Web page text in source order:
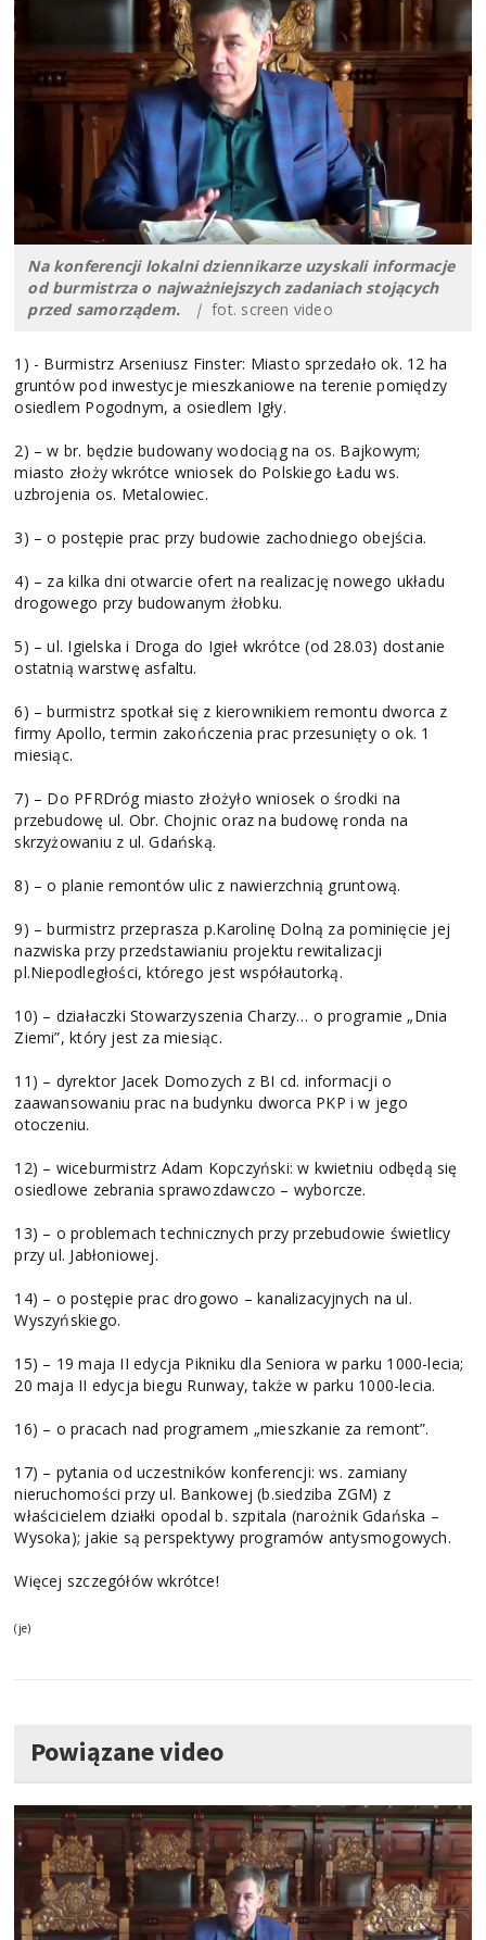
Na konferencji lokalni dziennikarze uzyskali informacje
od burmistrza o najważniejszych zadaniach stojących
przed samorządem. | fot. screen video
1) - Burmistrz Arseniusz Finster: Miasto sprzedało ok. 12 ha
gruntów pod inwestycje mieszkaniowe na terenie pomiędzy
osiedlem Pogodnym, a osiedlem Igły.
2) – w br. będzie budowany wodociąg na os. Bajkowym;
miasto złoży wkrótce wniosek do Polskiego Ładu ws.
uzbrojenia os. Metalowiec.
3) – o postępie prac przy budowie zachodniego obejścia.
4) – za kilka dni otwarcie ofert na realizację nowego układu
drogowego przy budowanym żłobku.
5) – ul. Igielska i Droga do Igieł wkrótce (od 28.03) dostanie
ostatnią warstwę asfaltu.
6) – burmistrz spotkał się z kierownikiem remontu dworca z
firmy Apollo, termin zakończenia prac przesunięty o ok. 1
miesiąc.
7) – Do PFRDróg miasto złożyło wniosek o środki na
przebudowę ul. Obr. Chojnic oraz na budowę ronda na
skrzyżowaniu z ul. Gdańską.
8) – o planie remontów ulic z nawierzchnią gruntową.
9) – burmistrz przeprasza p.Karolinę Dolną za pominięcie jej
nazwiska przy przedstawianiu projektu rewitalizacji
pl.Niepodległości, którego jest współautorką.
10) – działaczki Stowarzyszenia Charzy… o programie „Dnia
Ziemi”, który jest za miesiąc.
11) – dyrektor Jacek Domozych z BI cd. informacji o
zaawansowaniu prac na budynku dworca PKP i w jego
otoczeniu.
12) – wiceburmistrz Adam Kopczyński: w kwietniu odbędą się
osiedlowe zebrania sprawozdawczo – wyborcze.
13) – o problemach technicznych przy przebudowie świetlicy
przy ul. Jabłoniowej.
14) – o postępie prac drogowo – kanalizacyjnych na ul.
Wyszyńskiego.
15) – 19 maja II edycja Pikniku dla Seniora w parku 1000-lecia;
20 maja II edycja biegu Runway, także w parku 1000-lecia.
16) – o pracach nad programem „mieszkanie za remont”.
17) – pytania od uczestników konferencji: ws. zamiany
nieruchomości przy ul. Bankowej (b.siedziba ZGM) z
właścicielem działki opodal b. szpitala (narożnik Gdańska –
Wysoka); jakie są perspektywy programów antysmogowych.
Więcej szczegółów wkrótce!
(je)
Powiązane video